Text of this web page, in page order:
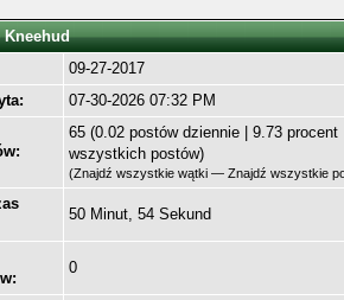
09-27-2017
07-30-2026 07:32 PM
65 (0.02 postów dziennie | 9.73 procent
wszystkich postów)
(Znajdź wszystkie wątki— Znajdź wszystkie
50 Minut, 54 Sekund
0